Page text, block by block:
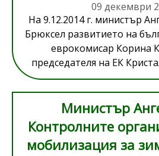
09 декември
На 9.12.2014 г. министър
Брюксел развитието на
еврокомисар Корина
председателя на ЕК
Министър
Контролните
мобилизация за